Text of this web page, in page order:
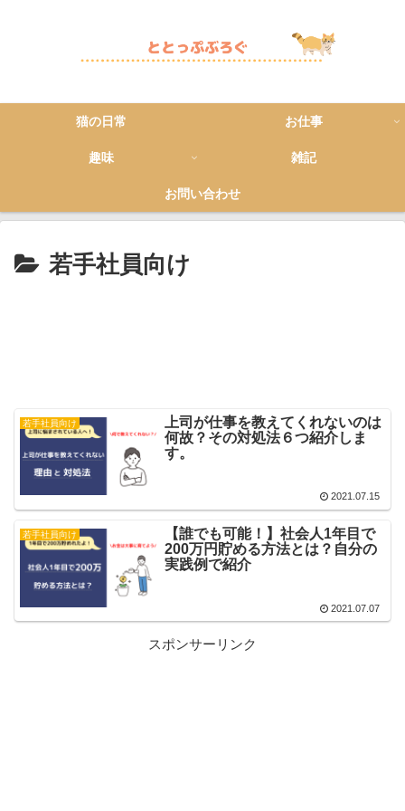
猫の日常 お仕事
趣味 雑記
お問い合わせ
若手社員向け
若手社員向け
上司が仕事を教えてくれないのは
何故？その対処法６つ紹介しま
す。
2021.07.15
若手社員向け
【誰でも可能！】社会人1年目で
200万円貯める方法とは？自分の
実践例で紹介
2021.07.07
スポンサーリンク